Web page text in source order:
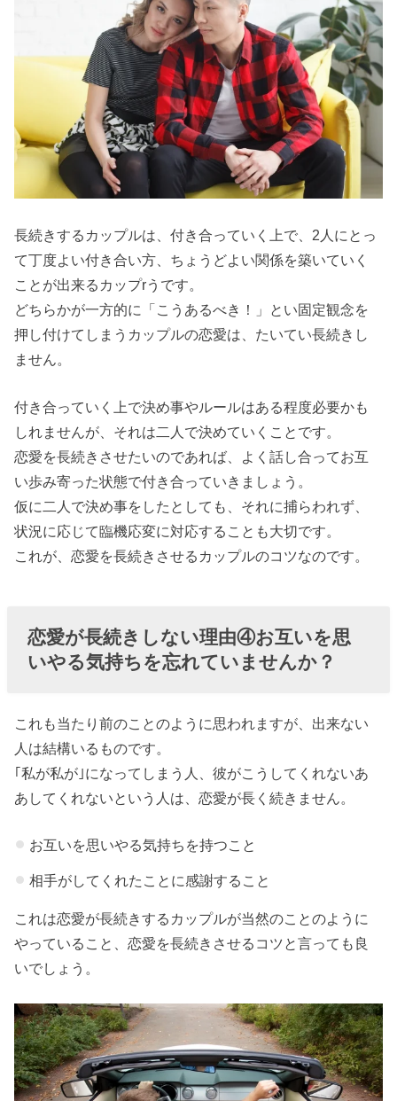
長続きするカップルは、付き合っていく上で、2人にとっ
て丁度よい付き合い方、ちょうどよい関係を築いていく
ことが出来るカップrうです。
どちらかが一方的に「こうあるべき！」とい固定観念を
押し付けてしまうカップルの恋愛は、たいてい長続きし
ません。
付き合っていく上で決め事やルールはある程度必要かも
しれませんが、それは二人で決めていくことです。
恋愛を長続きさせたいのであれば、よく話し合ってお互
い歩み寄った状態で付き合っていきましょう。
仮に二人で決め事をしたとしても、それに捕らわれず、
状況に応じて臨機応変に対応することも大切です。
これが、恋愛を長続きさせるカップルのコツなのです。
恋愛が長続きしない理由④お互いを思
いやる気持ちを忘れていませんか？
これも当たり前のことのように思われますが、出来ない
人は結構いるものです。
｢私が私が｣になってしまう人、彼がこうしてくれないあ
あしてくれないという人は、恋愛が長く続きません。
お互いを思いやる気持ちを持つこと
相手がしてくれたことに感謝すること
これは恋愛が長続きするカップルが当然のことのように
やっていること、恋愛を長続きさせるコツと言っても良
いでしょう。